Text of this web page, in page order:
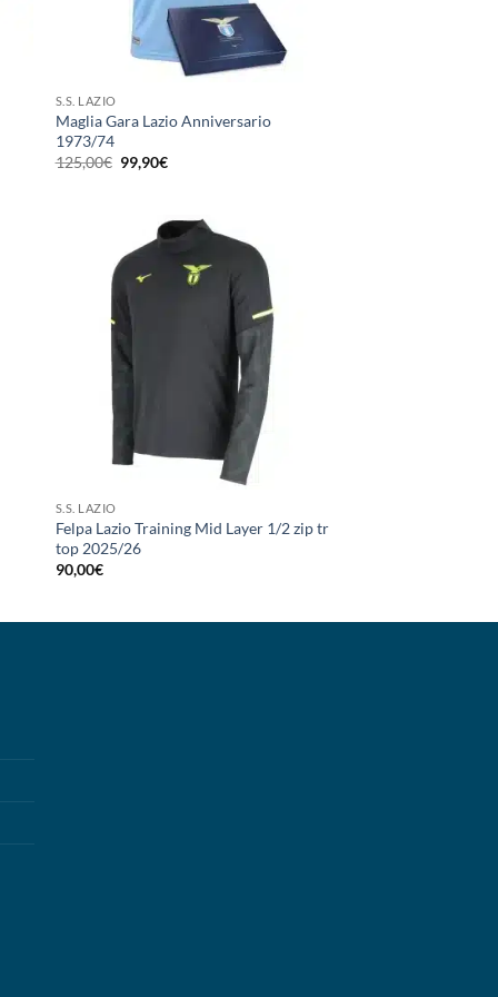
S.S. LAZIO
Maglia Gara Lazio Anniversario
1973/74
125,00€ Il
prezzo
125,00€.
99,90€Il
99,90€.
S.S. LAZIO
Felpa Lazio Training Mid Layer 1/2 zip tr
top 2025/26
90,00€